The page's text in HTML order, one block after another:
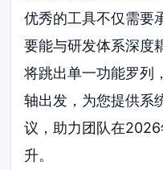
优秀的工具不仅需要
要能与研发体系深度
将跳出单一功能罗列
轴出发，为您提供系
议，助力团队在
升。